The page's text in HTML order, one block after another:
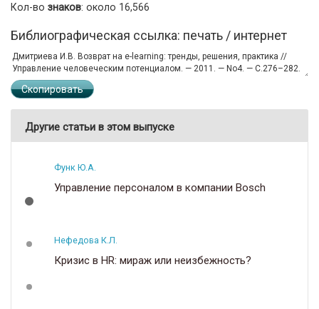
Кол-во знаков: около 16,566
Библиографическая ссылка: печать / интернет
Скопировать
Другие статьи в этом выпуске
Функ Ю.А.
Управление персоналом в компании Bosch
Нефедова К.Л.
Кризис в HR: мираж или неизбежность?